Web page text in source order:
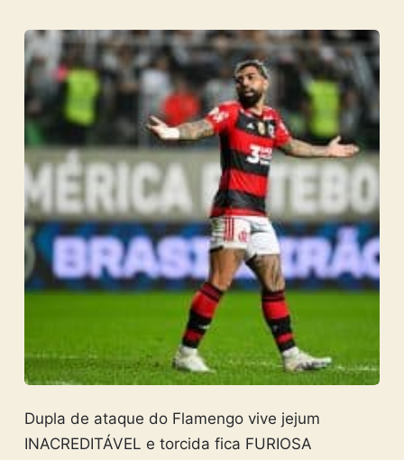
Dupla de ataque do Flamengo vive jejum
INACREDITÁVEL e torcida fica FURIOSA